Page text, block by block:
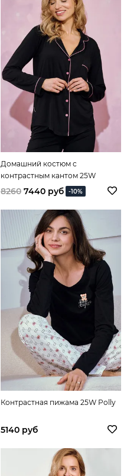
Домашний костюм с
контрастным кантом 25W
Sydney
8260 7440 руб -10%
Контрастная пижама 25W Polly
5140 руб